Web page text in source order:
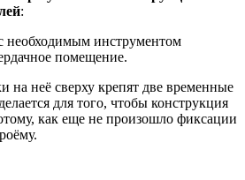
:
необходимым инструментом
помещение.
на неё сверху крепят две временные
для того, чтобы конструкция
как еще не произошло фиксации